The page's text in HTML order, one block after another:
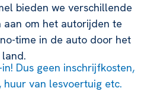
bieden we verschillende
om het autorijden te
time in de auto door het
land.
Dus geen inschrijfkosten,
huur van lesvoertuig etc.